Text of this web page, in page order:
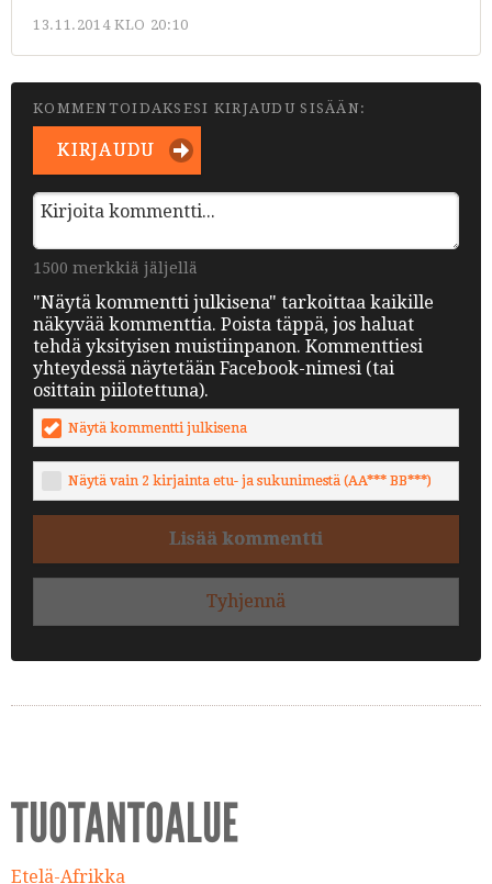
13.11.2014 KLO 20:10
KOMMENTOIDAKSESI KIRJAUDU SISÄÄN:
KIRJAUDU
1500 merkkiä jäljellä
"Näytä kommentti julkisena" tarkoittaa kaikille
näkyvää kommenttia. Poista täppä, jos haluat
tehdä yksityisen muistiinpanon. Kommenttiesi
yhteydessä näytetään Facebook-nimesi (tai
osittain piilotettuna).
Näytä kommentti julkisena
Näytä vain 2 kirjainta etu- ja sukunimestä (AA*** BB***)
Lisää kommentti
Tyhjennä
TUOTANTOALUE
Etelä-Afrikka